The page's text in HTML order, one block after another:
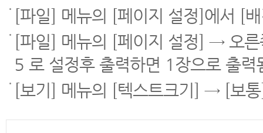
[파일] 메뉴의 [페이지 설정]에서 [
[파일] 메뉴의 [페이지 설정] → 오
5 로 설정후 출력하면 1장으로 출력
[보기] 메뉴의 [텍스트크기] → [보